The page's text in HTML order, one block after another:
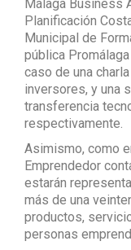
Málaga Business
Planificación
Municipal de
pública
caso de una
inversores, y una
transferencia
respectivamente.
Asimismo, como
Emprendedor
estarán
más de una
productos,
personas